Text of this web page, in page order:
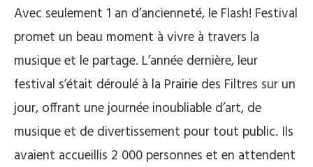
Avec seulement 1 an d’ancienneté, le Flash! Festival
promet un beau moment à vivre à travers la
musique et le partage. L’année dernière, leur
festival s’était déroulé à la Prairie des Filtres sur un
jour, offrant une journée inoubliable d’art, de
musique et de divertissement pour tout public. Ils
avaient accueillis 2 000 personnes et en attendent